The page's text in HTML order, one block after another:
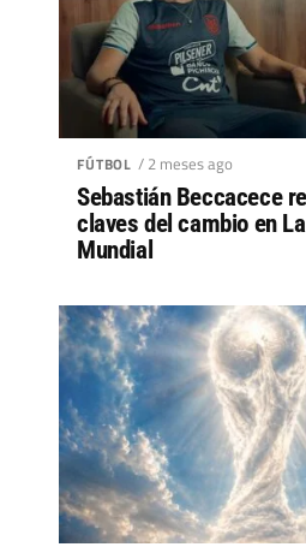
FÚTBOL / 2 meses ago
Sebastián Beccacece
claves del cambio en
Mundial